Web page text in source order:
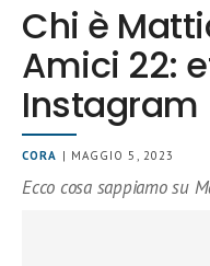
Chi è
Amici 22:
Instagram
CORA | MAGGIO 5, 2023
Ecco cosa sappiamo su